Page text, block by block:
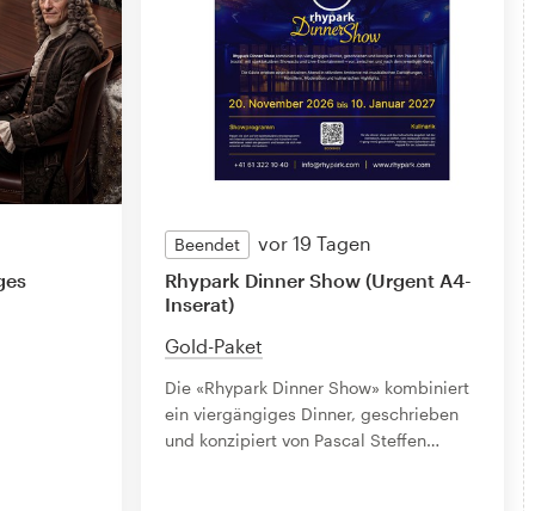
Beendet
vor 19 Tagen
Rhypark Dinner Show (Urgent A4-
Inserat)
Gold-Paket
Die «Rhypark Dinner Show» kombiniert
ein viergängiges Dinner, geschrieben
und konzipiert von Pascal Steffen…